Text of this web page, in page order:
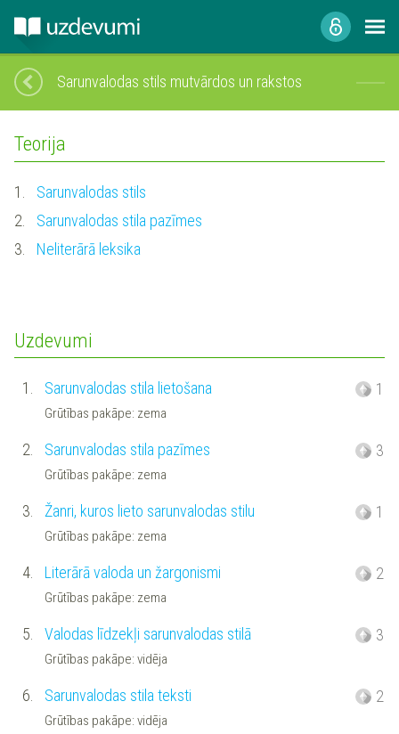
Sarunvalodas stils mutvārdos un rakstos
Teorija
1.
Sarunvalodas stils
2.
Sarunvalodas stila pazīmes
3.
Neliterārā leksika
Uzdevumi
1. Sarunvalodas stila lietošana
Grūtības pakāpe: zema
1
2. Sarunvalodas stila pazīmes
Grūtības pakāpe: zema
3
3. Žanri, kuros lieto sarunvalodas stilu
Grūtības pakāpe: zema
1
4. Literārā valoda un žargonismi
Grūtības pakāpe: zema
2
5. Valodas līdzekļi sarunvalodas stilā
Grūtības pakāpe: vidēja
3
6. Sarunvalodas stila teksti
Grūtības pakāpe: vidēja
2